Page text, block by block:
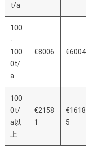
t/a
100
-
100
0t/
a
€8006 €6004
100
0t/
a以
上
€2158
1
€1618
5